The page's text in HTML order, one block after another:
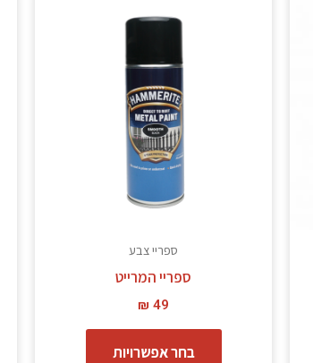
ספריי צבע
ספריי המרייט
₪ 49
בחר אפשרויות